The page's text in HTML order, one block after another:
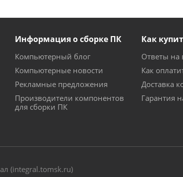
Информация о сборке ПК
Компьютерный блог
Компьютерные новости
Рекламные предложения
Производители компонентов
для сборки ПК
Как
Ответы на
Как
Доставка
Гарантия
(integral.tomsk.ru)